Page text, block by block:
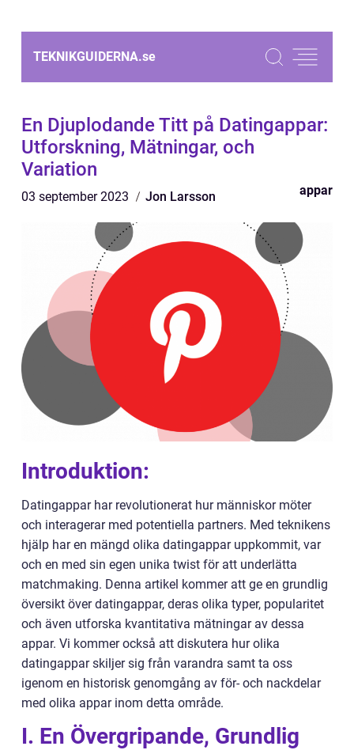
TEKNIKGUIDERNA.se
En Djuplodande Titt på Datingappar:
Utforskning, Mätningar, och
Variation
03 september 2023 Jon Larsson appar
Introduktion:
Datingappar har revolutionerat hur människor möter
och interagerar med potentiella partners. Med teknikens
hjälp har en mängd olika datingappar uppkommit, var
och en med sin egen unika twist för att underlätta
matchmaking. Denna artikel kommer att ge en grundlig
översikt över datingappar, deras olika typer, popularitet
och även utforska kvantitativa mätningar av dessa
appar. Vi kommer också att diskutera hur olika
datingappar skiljer sig från varandra samt ta oss
igenom en historisk genomgång av för- och nackdelar
med olika appar inom detta område.
I. En Övergripande, Grundlig